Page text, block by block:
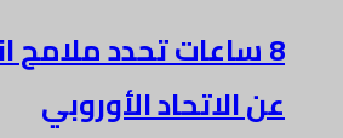
8 ساعات تحدد ملامح
عن الاتحاد الأوروبي